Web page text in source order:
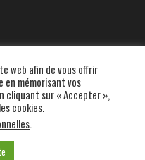
web afin de vous offrir
en mémorisant vos
cliquant sur « Accepter »,
cookies.
.